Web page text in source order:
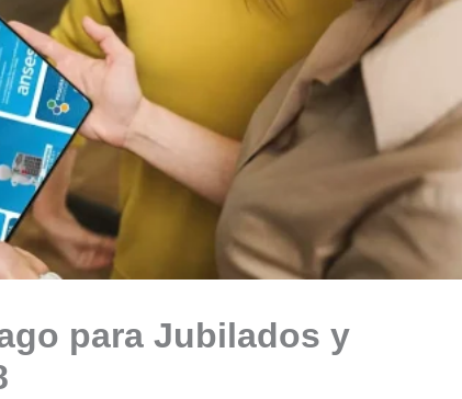
para Jubilados y